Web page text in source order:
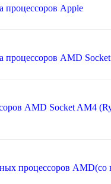
процессоров Apple
процессоров AMD
AMD Socket AM4
процессоров AMD(со